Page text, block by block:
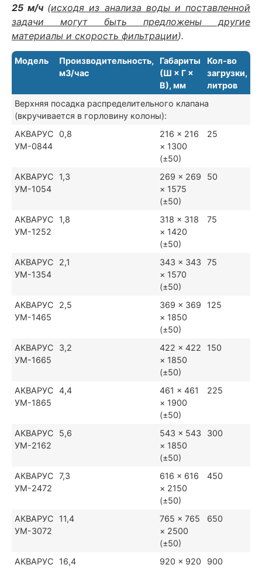
25 м/ч (исходя из анализа воды и поставленной
задачи могут быть предложены другие
материалы и скорость фильтрации).
Модель
Производительность,
м3/час
Габариты
(Ш × Г ×
В), мм
Кол-во
загрузки,
литров
Верхняя посадка распределительного клапана
(вкручивается в горловину колоны):
АКВАРУС
УМ-0844
0,8
216 × 216
× 1300
(±50)
25
АКВАРУС
УМ-1054
1,3
269 × 269
× 1575
(±50)
50
АКВАРУС
УМ-1252
1,8
318 × 318
× 1420
(±50)
75
АКВАРУС
УМ-1354
2,1
343 × 343
× 1570
(±50)
75
АКВАРУС
УМ-1465
2,5
369 × 369
× 1850
(±50)
125
АКВАРУС
УМ-1665
3,2
422 × 422
× 1850
(±50)
150
АКВАРУС
УМ-1865
4,4
461 × 461
× 1900
(±50)
225
АКВАРУС
УМ-2162
5,6
543 × 543
× 1850
(±50)
300
АКВАРУС
УМ-2472
7,3
616 × 616
× 2150
(±50)
450
АКВАРУС
УМ-3072
11,4
765 × 765
× 2500
(±50)
650
АКВАРУС
16,4
920 × 920
900